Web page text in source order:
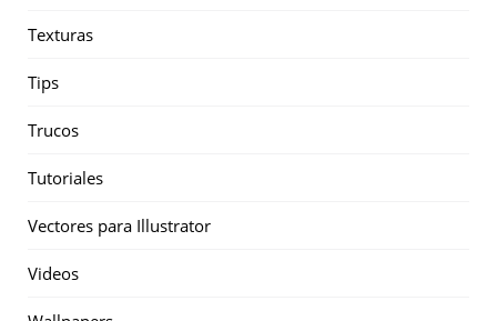
Texturas
Tips
Trucos
Tutoriales
Vectores para Illustrator
Videos